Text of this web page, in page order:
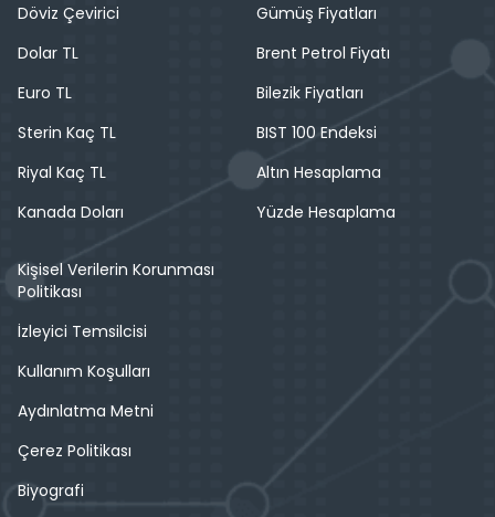
Döviz Çevirici
Dolar TL
Euro TL
Sterin Kaç TL
Riyal Kaç TL
Kanada Doları
Gümüş Fiyatları
Brent Petrol Fiyatı
Bilezik Fiyatları
BIST 100 Endeksi
Altın Hesaplama
Yüzde Hesaplama
Kişisel Verilerin Korunması
Politikası
İzleyici Temsilcisi
Kullanım Koşulları
Aydınlatma Metni
Çerez Politikası
Biyografi